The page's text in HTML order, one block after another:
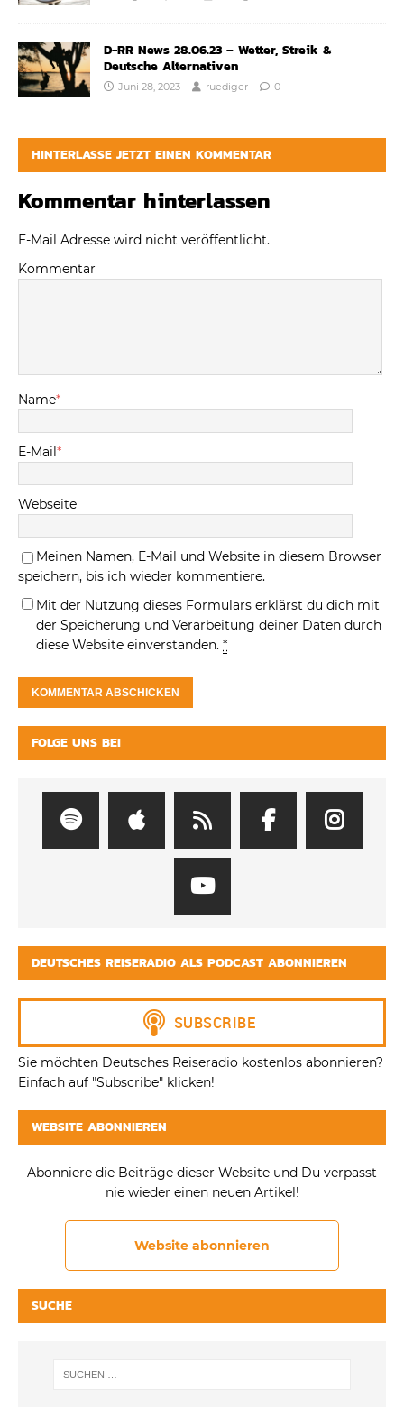
D-RR News 28.06.23 – Wetter, Streik &
Deutsche Alternativen
Juni 28, 2023 ruediger 0
HINTERLASSE JETZT EINEN KOMMENTAR
Kommentar hinterlassen
E-Mail Adresse wird nicht veröffentlicht.
Kommentar
Name*
E-Mail*
Webseite
Meinen Namen, E-Mail und Website in diesem Browser
speichern, bis ich wieder kommentiere.
Mit der Nutzung dieses Formulars erklärst du dich mit
der Speicherung und Verarbeitung deiner Daten durch
diese Website einverstanden. *
FOLGE UNS BEI
DEUTSCHES REISERADIO ALS PODCAST ABONNIEREN
Sie möchten Deutsches Reiseradio kostenlos abonnieren?
Einfach auf "Subscribe" klicken!
WEBSITE ABONNIEREN
Abonniere die Beiträge dieser Website und Du verpasst
nie wieder einen neuen Artikel!
Website abonnieren
SUCHE